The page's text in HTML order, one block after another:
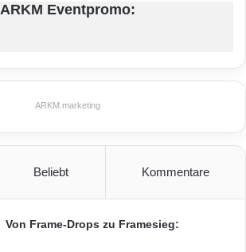
ARKM Eventpromo:
ARKM.marketing
Beliebt Kommentare
Von Frame-Drops zu Framesieg: